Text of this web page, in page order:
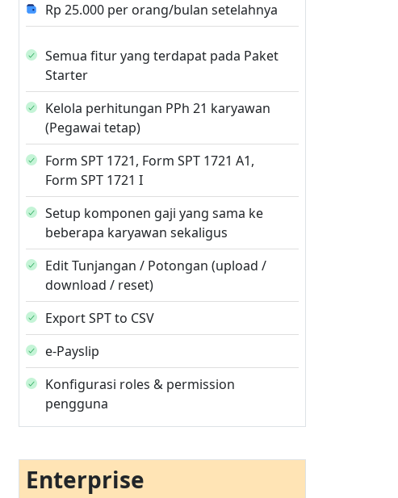
Rp 25.000 per orang/bulan setelahnya
Semua fitur yang terdapat pada Paket
Starter
Kelola perhitungan PPh 21 karyawan
(Pegawai tetap)
Form SPT 1721, Form SPT 1721 A1,
Form SPT 1721 I
Setup komponen gaji yang sama ke
beberapa karyawan sekaligus
Edit Tunjangan / Potongan (upload /
download / reset)
Export SPT to CSV
e-Payslip
Konfigurasi roles & permission
pengguna
Enterprise